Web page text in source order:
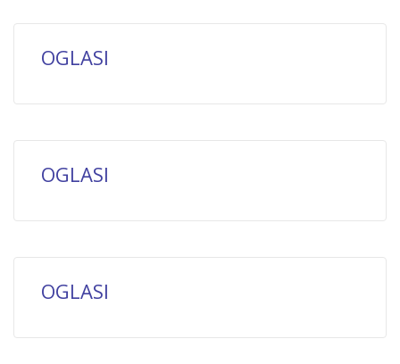
OGLASI
OGLASI
OGLASI